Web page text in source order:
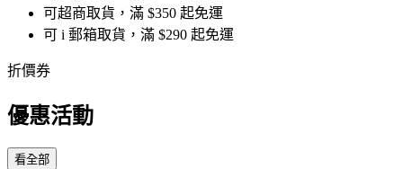
可超商取貨，滿 $350 起免運
可 i 郵箱取貨，滿 $290 起免運
折價券
優惠活動
看全部